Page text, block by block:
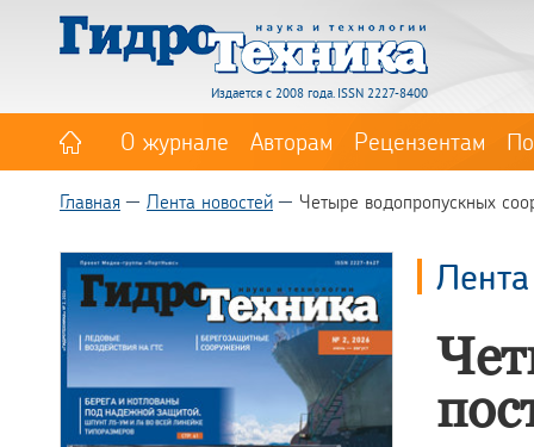
Издается с 2008 года. ISSN 2227-8400
О журнале Авторам Рецензентам
Главная Лента новостей Четыре водопропускных